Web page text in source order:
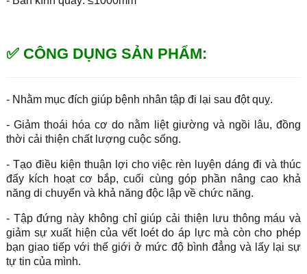
✅ CÔNG DỤNG SẢN PHẨM:
- Nhằm mục đích giúp bệnh nhân tập đi lại sau đột quỵ.
- Giảm thoái hóa cơ do nằm liệt giường và ngồi lâu, đồng
thời cải thiện chất lượng cuộc sống.
- Tạo điều kiện thuận lợi cho việc rèn luyện dáng đi và thúc
đẩy kích hoạt cơ bắp, cuối cùng góp phần nâng cao khả
năng di chuyển và khả năng độc lập về chức năng.
- Tập đứng này không chỉ giúp cải thiện lưu thông máu và
giảm sự xuất hiện của vết loét do áp lực mà còn cho phép
bạn giao tiếp với thế giới ở mức độ bình đẳng và lấy lại sự
tự tin của mình.